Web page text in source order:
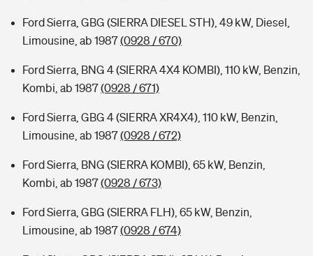
Ford Sierra, GBG (SIERRA DIESEL STH), 49 kW, Diesel,
Limousine, ab 1987(0928 / 670)
Ford Sierra, BNG 4 (SIERRA 4X4 KOMBI), 110 kW, Benzin,
Kombi, ab 1987(0928 / 671)
Ford Sierra, GBG 4 (SIERRA XR4X4), 110 kW, Benzin,
Limousine, ab 1987(0928 / 672)
Ford Sierra, BNG (SIERRA KOMBI), 65 kW, Benzin,
Kombi, ab 1987(0928 / 673)
Ford Sierra, GBG (SIERRA FLH), 65 kW, Benzin,
Limousine, ab 1987(0928 / 674)